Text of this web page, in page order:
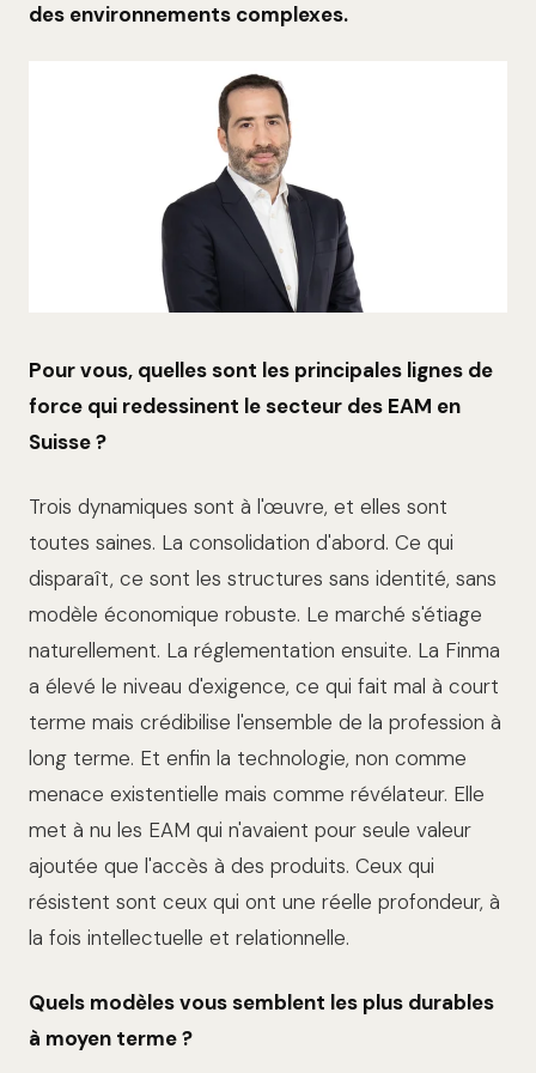
des environnements complexes.
Pour vous, quelles sont les principales lignes de
force qui redessinent le secteur des EAM en
Suisse ?
Trois dynamiques sont à l'œuvre, et elles sont
toutes saines. La consolidation d'abord. Ce qui
disparaît, ce sont les structures sans identité, sans
modèle économique robuste. Le marché s'étiage
naturellement. La réglementation ensuite. La Finma
a élevé le niveau d'exigence, ce qui fait mal à court
terme mais crédibilise l'ensemble de la profession à
long terme. Et enfin la technologie, non comme
menace existentielle mais comme révélateur. Elle
met à nu les EAM qui n'avaient pour seule valeur
ajoutée que l'accès à des produits. Ceux qui
résistent sont ceux qui ont une réelle profondeur, à
la fois intellectuelle et relationnelle.
Quels modèles vous semblent les plus durables
à moyen terme ?